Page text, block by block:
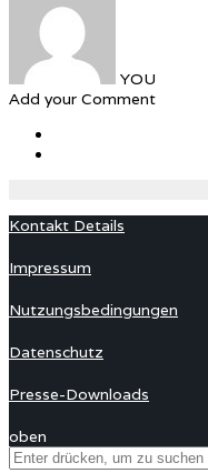
YOU
Add your Comment
Kontakt Details
Impressum
Nutzungsbedingungen
Datenschutz
Presse-Downloads
oben